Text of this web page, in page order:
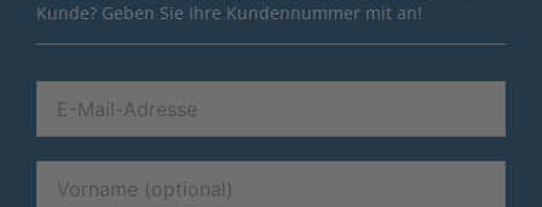
Kunde? Geben Sie Ihre Kundennummer mit an!